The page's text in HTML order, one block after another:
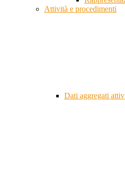
Attività e procedimenti
Dati aggregati